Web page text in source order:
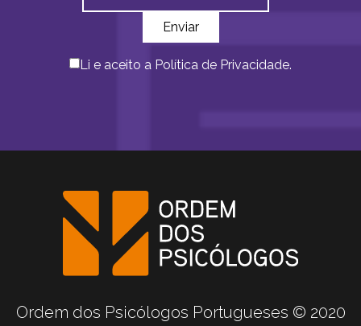
Li e aceito a Política de Privacidade.
Ordem dos Psicólogos Portugueses © 2020